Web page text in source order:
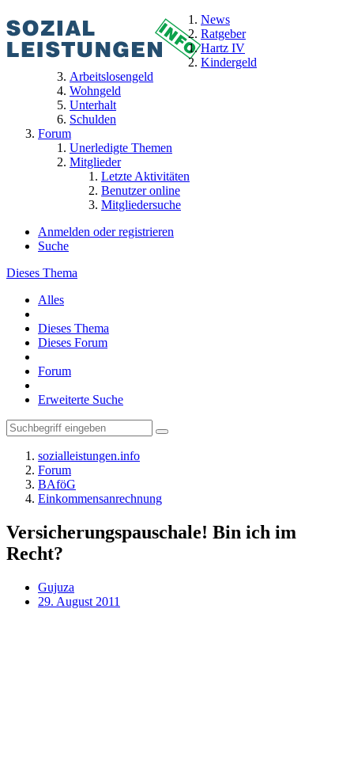
News
Ratgeber
Hartz IV
Kindergeld
Arbeitslosengeld
Wohngeld
Unterhalt
Schulden
Forum
Unerledigte Themen
Mitglieder
Letzte Aktivitäten
Benutzer online
Mitgliedersuche
Anmelden oder registrieren
Suche
Dieses Thema
Alles
Dieses Thema
Dieses Forum
Forum
Erweiterte Suche
sozialleistungen.info
Forum
BAföG
Einkommensanrechnung
Versicherungspauschale! Bin ich im
Recht?
Gujuza
29. August 2011